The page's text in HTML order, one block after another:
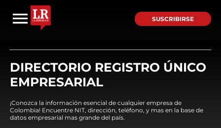
SUSCRIBIRSE
DIRECTORIO REGISTRO ÚNICO
EMPRESARIAL
¡Conozca la información esencial de cualquier empresa de
Colombia! Encuentre NIT, dirección, teléfono, y mas en la base de
datos empresarial mas grande del país.